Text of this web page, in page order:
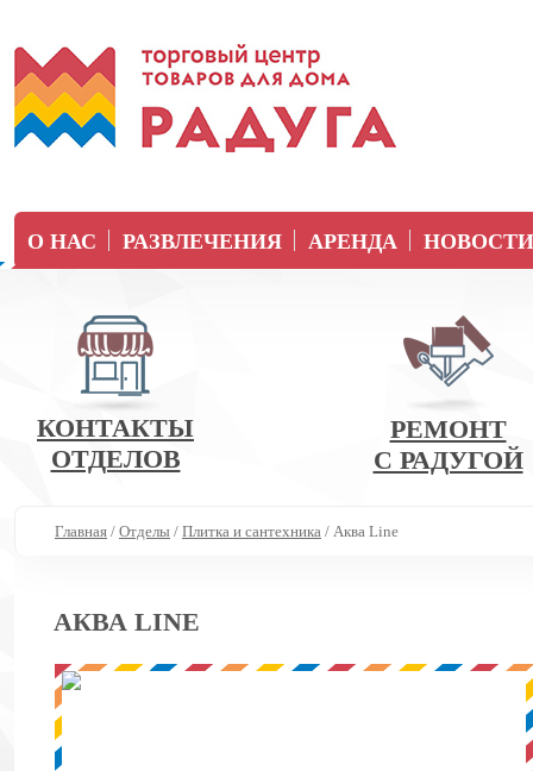
О НАС РАЗВЛЕЧЕНИЯ АРЕНДА НОВОСТИ
КОНТАКТЫ
ОТДЕЛОВ
РЕМОНТ
С РАДУГОЙ
Главная / Отделы / Плитка и сантехника / Аква Line
АКВА LINE